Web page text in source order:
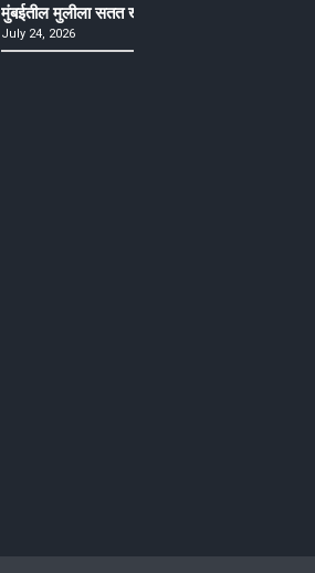
मुंबईतील मुलीला सतत खोकला अन् ताप, ७ वर्षे उपचार
July 24, 2026